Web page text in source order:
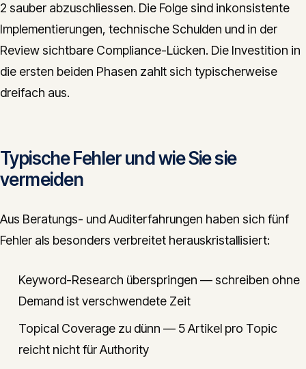
2 sauber abzuschliessen. Die Folge sind inkonsistente
Implementierungen, technische Schulden und in der
Review sichtbare Compliance-Lücken. Die Investition in
die ersten beiden Phasen zahlt sich typischerweise
dreifach aus.
Typische Fehler und wie Sie sie
vermeiden
Aus Beratungs- und Auditerfahrungen haben sich fünf
Fehler als besonders verbreitet herauskristallisiert:
Keyword-Research überspringen — schreiben ohne
Demand ist verschwendete Zeit
Topical Coverage zu dünn — 5 Artikel pro Topic
reicht nicht für Authority